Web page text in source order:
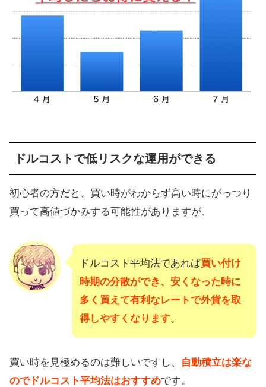
ドルコストで低リスクな運用ができる
初心者の方だと、買い時がわからず高い時にがっつり
買って高値づかみする可能性がありますが、
ドルコスト平均法であれば買い付け
時期の分散ができ、安くなった時に
多く買えて有利なレートで外貨を取
得しやすくなります。
買い時を見極めるのは難しいですし、
自動積立は楽な
のでドルコスト平均法はおすすめです。